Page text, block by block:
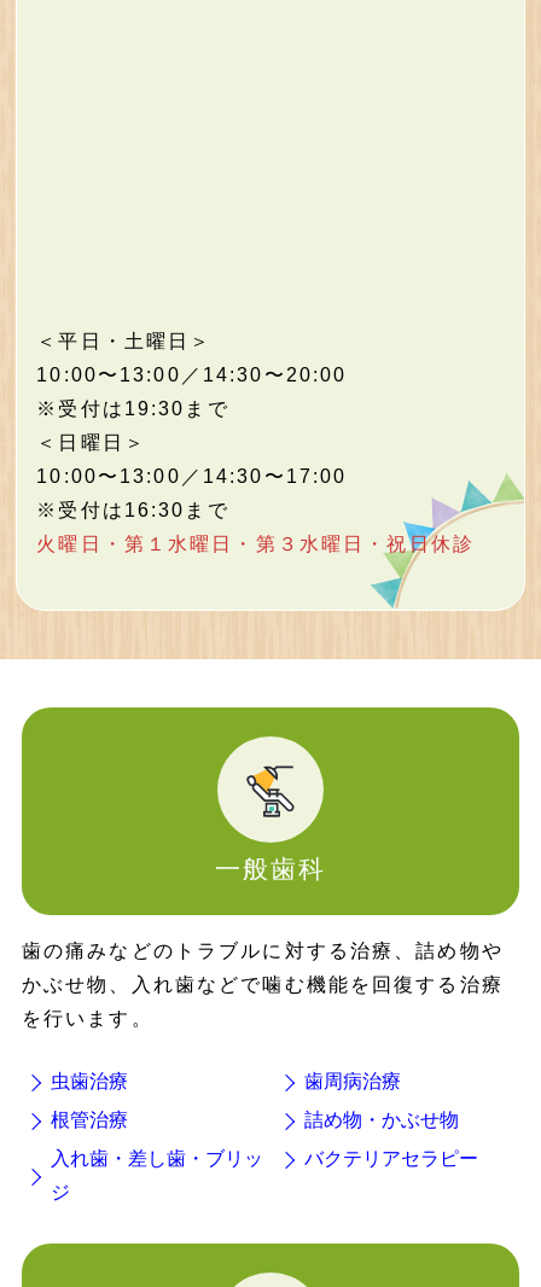
＜平日・土曜日＞
10:00〜13:00／14:30〜20:00
※受付は19:30まで
＜日曜日＞
10:00〜13:00／14:30〜17:00
※受付は16:30まで
火曜日・第１水曜日・第３水曜日・祝日休診
一般歯科
歯の痛みなどのトラブルに対する治療、詰め物や
かぶせ物、入れ歯などで噛む機能を回復する治療
を行います。
虫歯治療
歯周病治療
根管治療
詰め物・かぶせ物
入れ歯・差し歯・ブリッ
ジ
バクテリアセラピー